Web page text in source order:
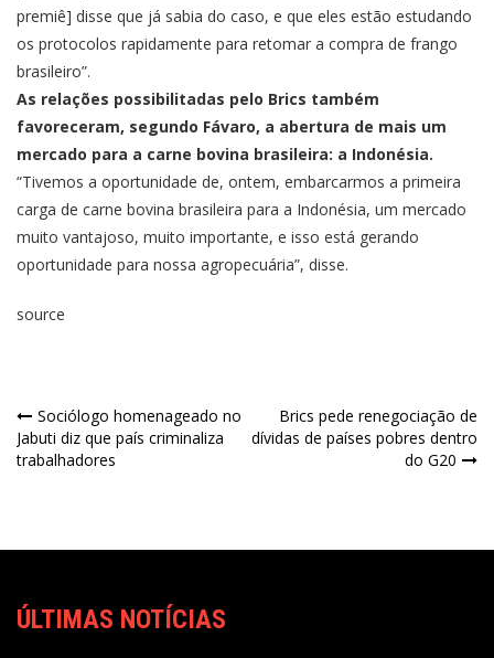
premiê] disse que já sabia do caso, e que eles estão estudando
os protocolos rapidamente para retomar a compra de frango
brasileiro”.
As relações possibilitadas pelo Brics também
favoreceram, segundo Fávaro, a abertura de mais um
mercado para a carne bovina brasileira: a Indonésia.
“Tivemos a oportunidade de, ontem, embarcarmos a primeira
carga de carne bovina brasileira para a Indonésia, um mercado
muito vantajoso, muito importante, e isso está gerando
oportunidade para nossa agropecuária”, disse.
source
Sociólogo homenageado no
Jabuti diz que país criminaliza
trabalhadores
Brics pede renegociação de
dívidas de países pobres dentro
do G20
ÚLTIMAS NOTÍCIAS